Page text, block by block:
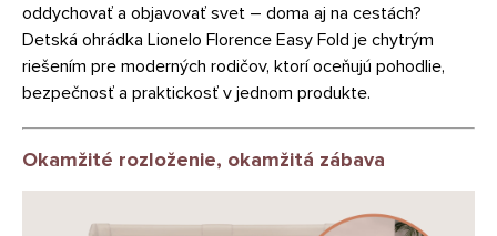
oddychovať a objavovať svet – doma aj na cestách?
Detská ohrádka Lionelo Florence Easy Fold je chytrým
riešením pre moderných rodičov, ktorí oceňujú pohodlie,
bezpečnosť a praktickosť v jednom produkte.
Okamžité rozloženie, okamžitá zábava